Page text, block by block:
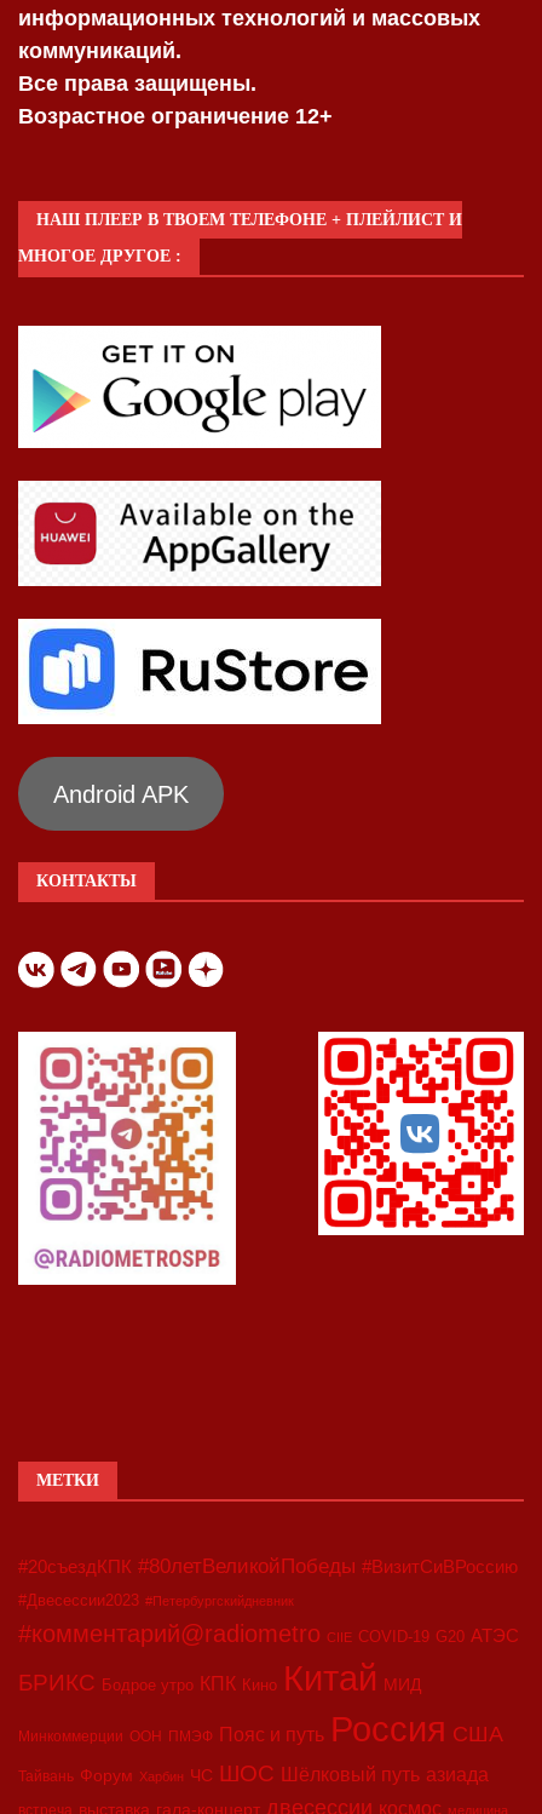
информационных технологий и массовых
коммуникаций.
Все права защищены.
Возрастное ограничение 12+
НАШ ПЛЕЕР В ТВОЕМ ТЕЛЕФОНЕ + ПЛЕЙЛИСТ И
МНОГОЕ ДРУГОЕ :
Android APK
КОНТАКТЫ
МЕТКИ
#20съездКПК #80летВеликойПобеды #ВизитСиВРоссию
#Двесессии2023 #Петербургскийдневник
#комментарий@radiometro CIIE COVID-19 G20 АТЭС
БРИКС Бодрое утро КПК Кино Китай МИД
Минкоммерции ООН ПМЭФ Пояс и путь Россия США
Тайвань Форум Харбин ЧС ШОС Шёлковый путь азиада
встреча выставка гала-концерт двесессии космос медицина